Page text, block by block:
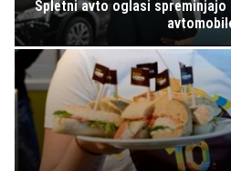
Spletni avto oglasi spreminjajo